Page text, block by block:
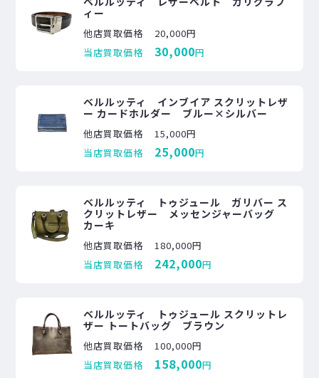
ィー
他店買取価格
20,000円
当店買取価格
30,000円
ベルルッティ インブイア スクリットレザ
ー カードホルダー ブルー×シルバー
他店買取価格
15,000円
当店買取価格
25,000円
ベルルッティ トゥジュール ガリバー ス
クリットレザー メッセンジャーバッグ
カーキ
他店買取価格
180,000円
当店買取価格
242,000円
ベルルッティ トゥジュール スクリットレ
ザー トートバッグ ブラウン
他店買取価格
100,000円
当店買取価格
158,000円